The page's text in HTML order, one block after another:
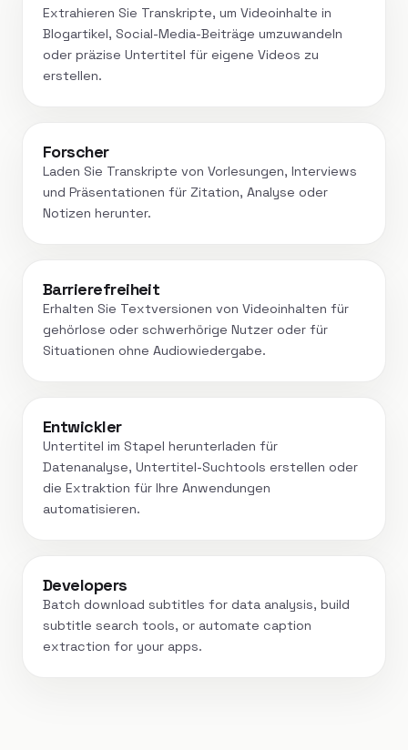
Extrahieren Sie Transkripte, um Videoinhalte in
Blogartikel, Social-Media-Beiträge umzuwandeln
oder präzise Untertitel für eigene Videos zu
erstellen.
Forscher
Laden Sie Transkripte von Vorlesungen, Interviews
und Präsentationen für Zitation, Analyse oder
Notizen herunter.
Barrierefreiheit
Erhalten Sie Textversionen von Videoinhalten für
gehörlose oder schwerhörige Nutzer oder für
Situationen ohne Audiowiedergabe.
Entwickler
Untertitel im Stapel herunterladen für
Datenanalyse, Untertitel-Suchtools erstellen oder
die Extraktion für Ihre Anwendungen
automatisieren.
Developers
Batch download subtitles for data analysis, build
subtitle search tools, or automate caption
extraction for your apps.